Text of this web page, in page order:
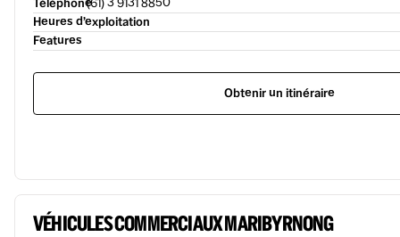
Téléphone(61) 3 9131 8850
Heures d’exploitation
Features
Obtenir un itinéraire
VÉHICULES COMMERCIAUX MARIBYRNONG